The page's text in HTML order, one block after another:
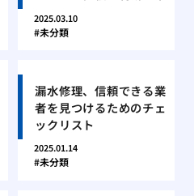
2025.03.10
未分類
漏水修理、信頼できる業
者を見つけるためのチェ
ックリスト
2025.01.14
未分類